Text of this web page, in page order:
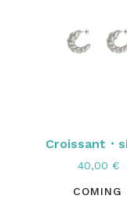
Croissant・
40,00 €
COMING